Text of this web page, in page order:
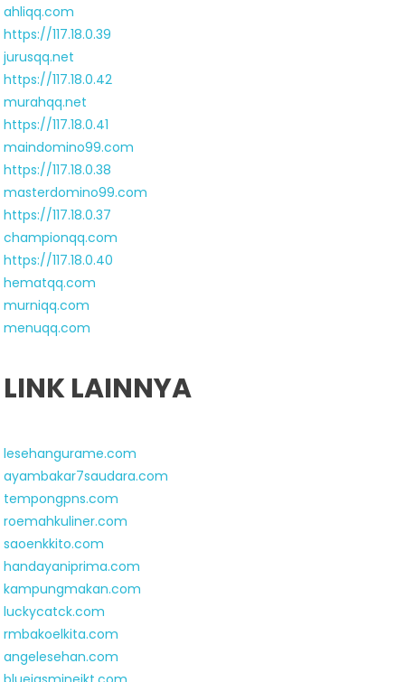
ahliqq.com
https://117.18.0.39
jurusqq.net
https://117.18.0.42
murahqq.net
https://117.18.0.41
maindomino99.com
https://117.18.0.38
masterdomino99.com
https://117.18.0.37
championqq.com
https://117.18.0.40
hematqq.com
murniqq.com
menuqq.com
LINK LAINNYA
lesehangurame.com
ayambakar7saudara.com
tempongpns.com
roemahkuliner.com
saoenkkito.com
handayaniprima.com
kampungmakan.com
luckycatck.com
rmbakoelkita.com
angelesehan.com